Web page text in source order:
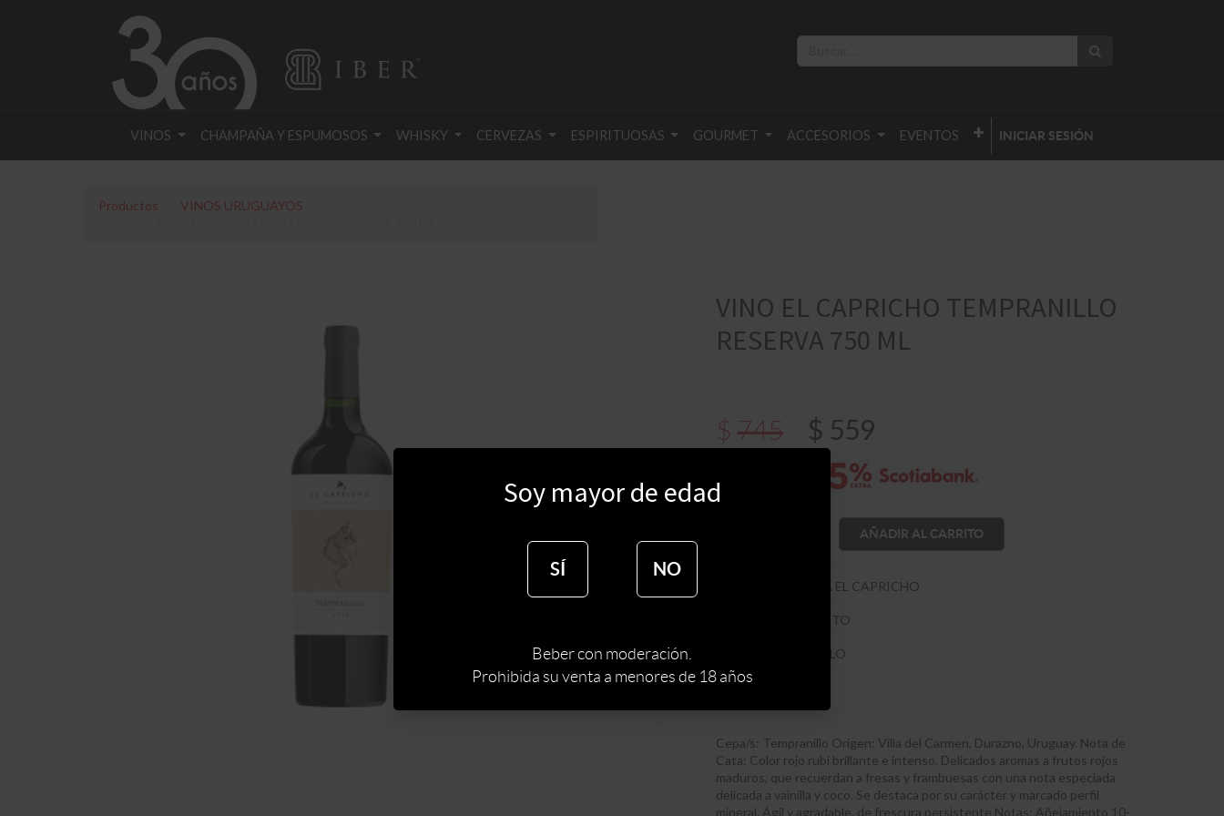
VINOS CHAMPAÑA Y ESPUMOSOS WHISKY CERVEZAS ESPIRITUOSAS GOURMET ACCESORIOS EVENTOS INICIAR SESIÓN
Productos
VINOS URUGUAYOS
VINO EL CAPRICHO TEMPRANILLO
RESERVA 750 ML
$ 745 $ 559
$
AÑADIR AL CARRITO
BODEGA EL CAPRICHO
TINTO
TEMPRANILLO
:
Cepa/s: Tempranillo Origen: Villa del Carmen, Durazno, Uruguay. Nota de
Cata: Color rojo rubí brillante e intenso. Delicados aromas a frutos rojos
maduros, que recuerdan a fresas y frambuesas con una nota especiada
delicada a vainilla y coco. Se destaca por su carácter y marcado perfil
mineral. Ágil y agradable, de frescura persistente Notas: Añejamiento 10-
Soy mayor de edad
SÍ NO
Beber con moderación.
Prohibida su venta a menores de 18 años